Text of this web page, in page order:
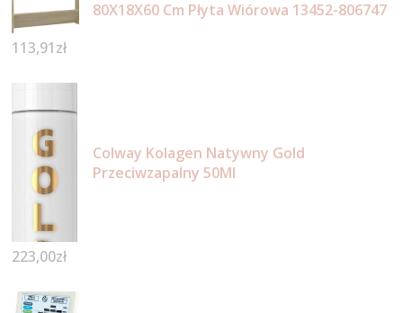
80X18X60 Cm Płyta Wiórowa 13452-806747
113,91zł
Colway Kolagen Natywny Gold
Przeciwzapalny 50Ml
223,00zł